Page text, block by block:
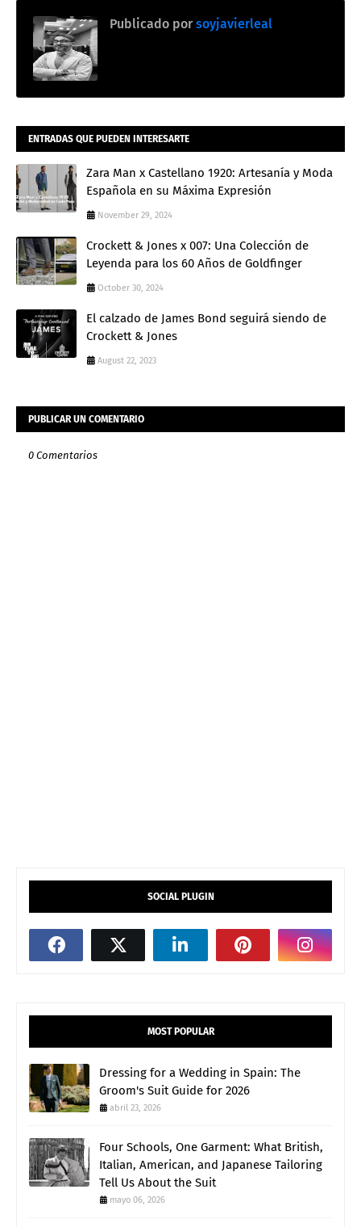
Publicado por soyjavierleal
ENTRADAS QUE PUEDEN INTERESARTE
Zara Man x Castellano 1920: Artesanía y Moda
Española en su Máxima Expresión
November 29, 2024
Crockett & Jones x 007: Una Colección de
Leyenda para los 60 Años de Goldfinger
October 30, 2024
El calzado de James Bond seguirá siendo de
Crockett & Jones
August 22, 2023
PUBLICAR UN COMENTARIO
0 Comentarios
SOCIAL PLUGIN
MOST POPULAR
Dressing for a Wedding in Spain: The
Groom's Suit Guide for 2026
abril 23, 2026
Four Schools, One Garment: What British,
Italian, American, and Japanese Tailoring
Tell Us About the Suit
mayo 06, 2026